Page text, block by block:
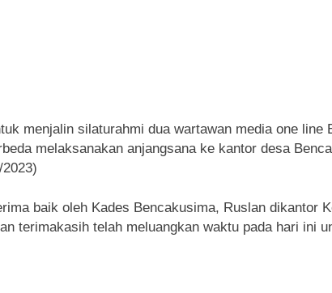
menjalin silaturahmi dua wartawan media one line
melaksanakan anjangsana ke kantor desa
baik oleh Kades Bencakusima, Ruslan dikantor
terimakasih telah meluangkan waktu pada hari ini